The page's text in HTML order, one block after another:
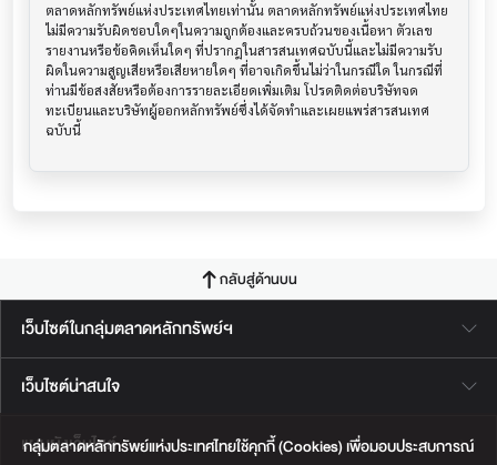
กลุ่มตลาดหลักทรัพย์แห่งประเทศไทยใช้คุกกี้ (Cookies) เพื่อมอบประสบการณ์
ตลาดหลักทรัพย์แห่งประเทศไทยเท่านั้น ตลาดหลักทรัพย์แห่งประเทศไทย
ไม่มีความรับผิดชอบใดๆในความถูกต้องและครบถ้วนของเนื้อหา ตัวเลข
รายงานหรือข้อคิดเห็นใดๆ ที่ปรากฎในสารสนเทศฉบับนี้และไม่มีความรับ
ผิดในความสูญเสียหรือเสียหายใดๆ ที่อาจเกิดขึ้นไม่ว่าในกรณีใด ในกรณีที่
ท่านมีข้อสงสัยหรือต้องการรายละเอียดเพิ่มเติม โปรดติดต่อบริษัทจด
ทะเบียนและบริษัทผู้ออกหลักทรัพย์ซึ่งได้จัดทำและเผยแพร่สารสนเทศ
ฉบับนี้
กลับสู่ด้านบน
เว็บไซต์ในกลุ่มตลาดหลักทรัพย์ฯ
เว็บไซต์น่าสนใจ
แผนผังเว็บไซต์